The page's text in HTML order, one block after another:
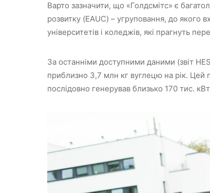
Варто зазначити, що «Голдсмітс» є
розвитку (EAUC) – угруповання, до якого
університетів і коледжів, які прагнуть
За останніми доступними даними (звіт
приблизно 3,7 млн кг вуглецю на рік. Цей
послідовно генерував близько 170 тис.